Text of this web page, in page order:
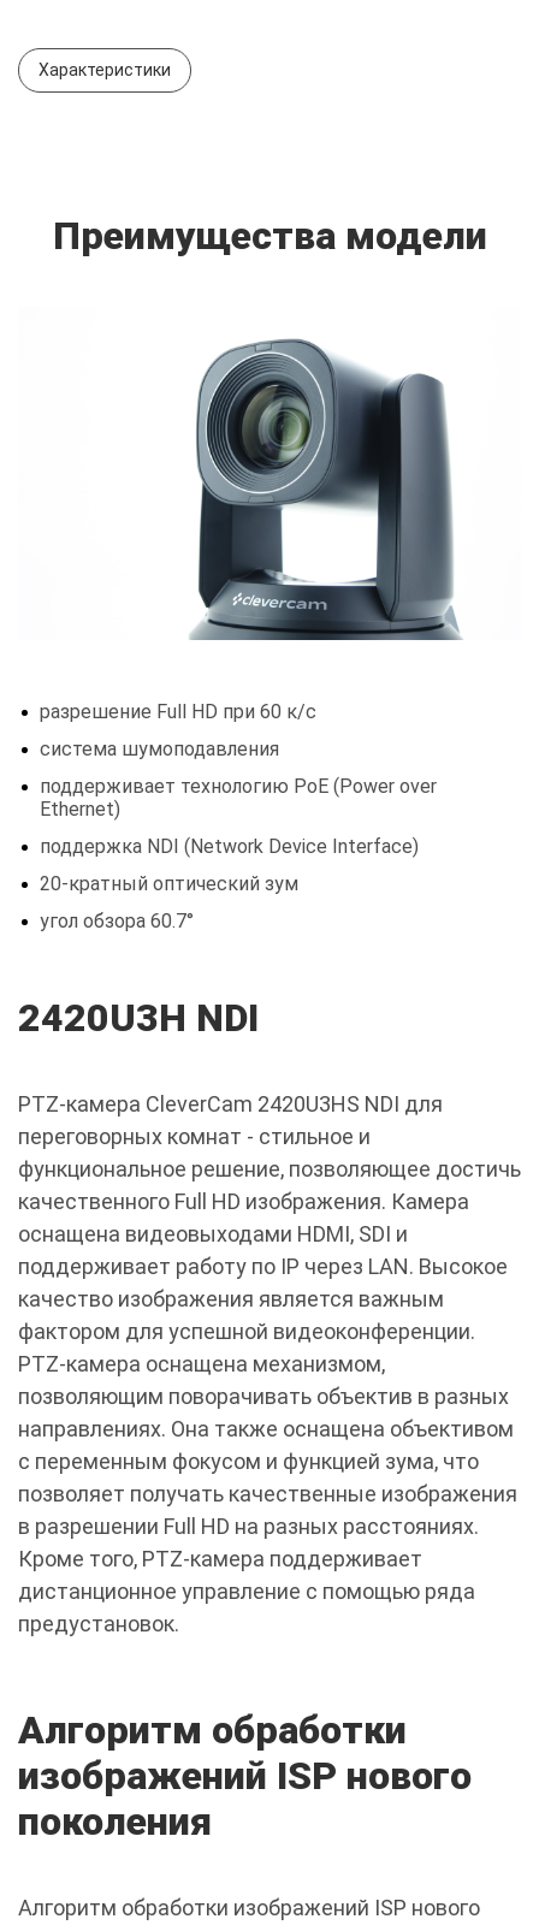
Характеристики
Преимущества модели
разрешение Full HD при 60 к/с
система шумоподавления
поддерживает технологию PoE (Power over
Ethernet)
поддержка NDI (Network Device Interface)
20-кратный оптический зум
угол обзора 60.7°
2420U3H NDI
PTZ-камера CleverCam 2420U3HS NDI для
переговорных комнат - стильное и
функциональное решение, позволяющее достичь
качественного Full HD изображения. Камера
оснащена видеовыходами HDMI, SDI и
поддерживает работу по IP через LAN. Высокое
качество изображения является важным
фактором для успешной видеоконференции.
PTZ-камера оснащена механизмом,
позволяющим поворачивать объектив в разных
направлениях. Она также оснащена объективом
с переменным фокусом и функцией зума, что
позволяет получать качественные изображения
в разрешении Full HD на разных расстояниях.
Кроме того, PTZ-камера поддерживает
дистанционное управление с помощью ряда
предустановок.
Алгоритм обработки
изображений ISP нового
поколения
Алгоритм обработки изображений ISP нового